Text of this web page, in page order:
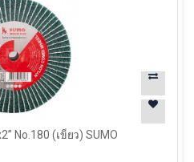
No.180 (เขียว) SUMO